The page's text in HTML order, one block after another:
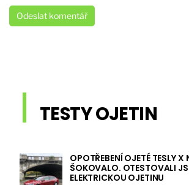
TESTY OJETIN
OPOTŘEBENÍ OJETÉ TESLY X
ŠOKOVALO. OTESTOVALI
ELEKTRICKOU OJETINU